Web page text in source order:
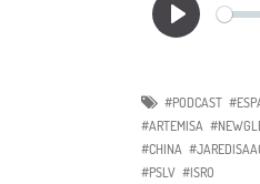
#PODCAST
#ARTEMISA
#CHINA
#PSLV #ISRO